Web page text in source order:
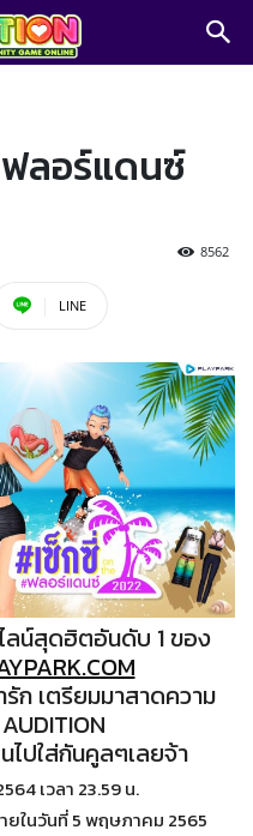
ลอร์แดนซ์
8562
LINE
น์สุดฮิตอันดับ 1 ของ
ก เตรียมมาสาดความ
ปใส่กันคูลๆเลยจ้า
เวลา 23.59 น.
ยในวันที่ 5 พฤษภาคม 2565